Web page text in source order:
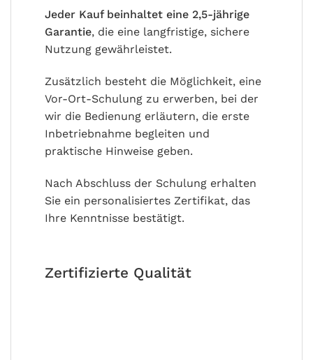
Jeder Kauf beinhaltet eine 2,5-jährige
Garantie, die eine langfristige, sichere
Nutzung gewährleistet.
Zusätzlich besteht die Möglichkeit, eine
Vor-Ort-Schulung zu erwerben, bei der
wir die Bedienung erläutern, die erste
Inbetriebnahme begleiten und
praktische Hinweise geben.
Nach Abschluss der Schulung erhalten
Sie ein personalisiertes Zertifikat, das
Ihre Kenntnisse bestätigt.
Zertifizierte Qualität